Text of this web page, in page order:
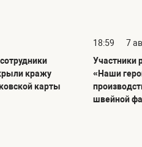
кражу
карты
18:59
7
Участники
«Наши
швейной